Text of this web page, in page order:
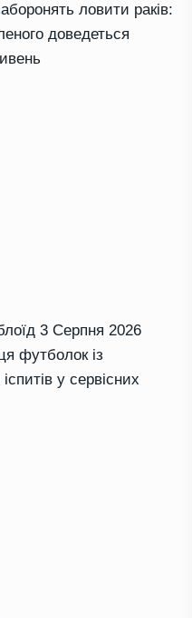
ловити раків:
доведеться
3 Серпня 2026
футболок із
у сервісних